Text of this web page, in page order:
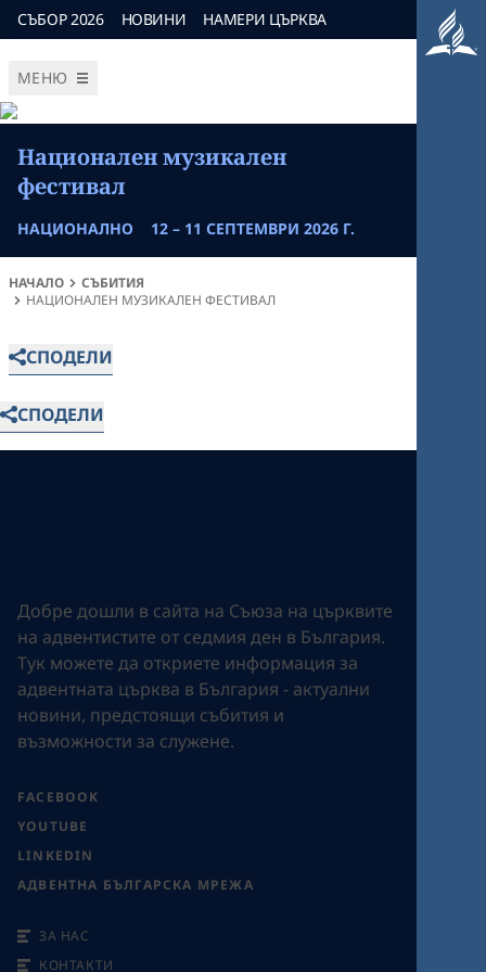
СЪБОР 2026 НОВИНИ НАМЕРИ ЦЪРКВА
МЕНЮ
Национален музикален
фестивал
НАЦИОНАЛНО 12 – 11 СЕПТЕМВРИ 2026 Г.
НАЧАЛО
СЪБИТИЯ
НАЦИОНАЛЕН МУЗИКАЛЕН ФЕСТИВАЛ
СПОДЕЛИ
СПОДЕЛИ
Добре дошли в сайта на Съюза на църквите
на адвентистите от седмия ден в България.
Tук можете да откриете информация за
адвентната църква в България - актуални
новини, предстоящи събития и
възможности за служене.
FACEBOOK
YOUTUBE
LINKEDIN
АДВЕНТНА БЪЛГАРСКА МРЕЖА
ЗА НАС
КОНТАКТИ